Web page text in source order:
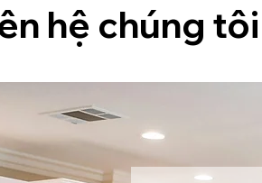
hệ chúng